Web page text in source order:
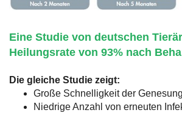
Eine Studie von deutschen
Heilungsrate von 93% nach
Die gleiche Studie zeigt:
Große Schnelligkeit der Genesung
Niedrige Anzahl von erneuten